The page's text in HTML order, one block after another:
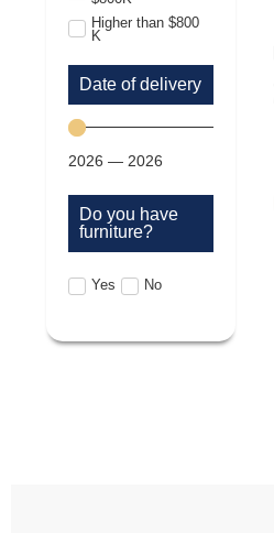
Higher than $800
K
Date of delivery
2026 —2026
Do you have
furniture?
Yes No